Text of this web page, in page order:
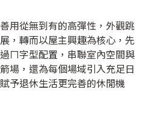
用從無到有的高彈性，外觀跳
，轉而以屋主興趣為核心，先
ㄇ字型配置，串聯室內空間與
場，還為每個場域引入充足日
予退休生活更完善的休閒機